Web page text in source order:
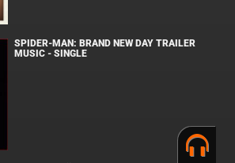
SPIDER-MAN: BRAND NEW DAY TRAILER
MUSIC - SINGLE